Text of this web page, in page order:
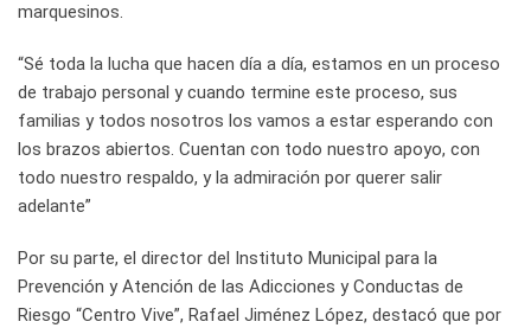
marquesinos.
“Sé toda la lucha que hacen día a día, estamos en un proceso
de trabajo personal y cuando termine este proceso, sus
familias y todos nosotros los vamos a estar esperando con
los brazos abiertos. Cuentan con todo nuestro apoyo, con
todo nuestro respaldo, y la admiración por querer salir
adelante”
Por su parte, el director del Instituto Municipal para la
Prevención y Atención de las Adicciones y Conductas de
Riesgo “Centro Vive”, Rafael Jiménez López, destacó que por